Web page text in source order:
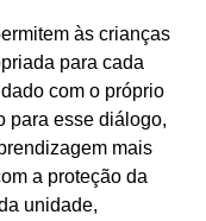
às crianças
para cada
com o próprio
para esse diálogo,
mais
a proteção da
unidade,